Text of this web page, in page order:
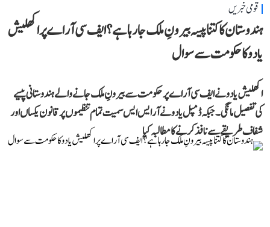
قومی خبریں
ہندوستان کا کتنا پیسہ بیرونِ ملک جا رہا ہے؟ ایف سی آر اے پر اکھلیش
یادو کا حکومت سے سوال
اکھلیش یادو نے ایف سی آر اے پر حکومت سے بیرونِ ملک جانے والے ہندوستانی پیسے
کی تفصیل مانگی۔ جبکہ ڈمپل یادو نے آر ایس ایس سمیت تمام تنظیموں پر قانون یکساں اور
شفاف طریقے سے نافذ کرنے کا مطالبہ کیا